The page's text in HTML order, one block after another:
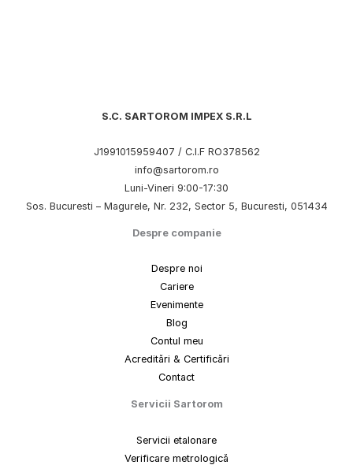
S.C. SARTOROM IMPEX S.R.L
J1991015959407 / C.I.F RO378562
info@sartorom.ro
Luni-Vineri 9:00-17:30
Sos. Bucuresti – Magurele, Nr. 232, Sector 5, Bucuresti, 051434
Despre companie
Despre noi
Cariere
Evenimente
Blog
Contul meu
Acreditări & Certificări
Contact
Servicii Sartorom
Servicii etalonare
Verificare metrologică